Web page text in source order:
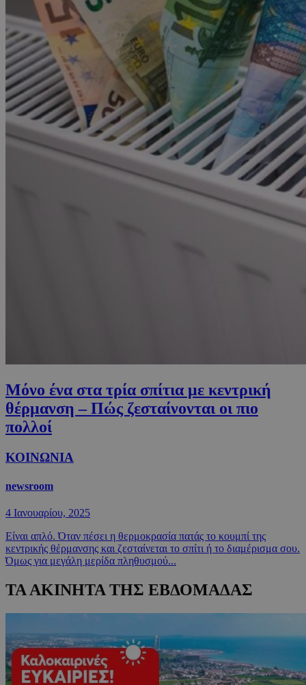
Μόνο ένα στα τρία σπίτια με κεντρική
θέρμανση – Πώς ζεσταίνονται οι πιο
πολλοί
ΚΟΙΝΩΝΙΑ
newsroom
4 Ιανουαρίου, 2025
Είναι απλό. Όταν πέσει η θερμοκρασία πατάς το κουμπί της
κεντρικής θέρμανσης και ζεσταίνεται το σπίτι ή το διαμέρισμα σου.
Όμως για μεγάλη μερίδα πληθυσμού...
ΤΑ ΑΚΙΝΗΤΑ ΤΗΣ ΕΒΔΟΜΑΔΑΣ